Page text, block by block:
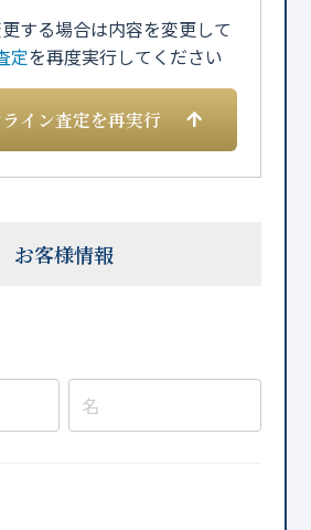
する場合は内容を変更して
定を再度実行してください
イン査定を再実行
お客様情報